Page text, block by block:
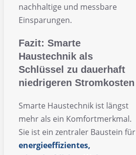
nachhaltige und messbare
Einsparungen.
Fazit: Smarte
Haustechnik als
Schlüssel zu dauerhaft
niedrigeren Stromkosten
Smarte Haustechnik ist längst
mehr als ein Komfortmerkmal.
Sie ist ein zentraler Baustein für
energieeffizientes,